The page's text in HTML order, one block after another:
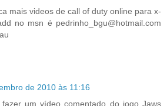
mais videos de call of duty online para x-
no msn é pedrinho_bgu@hotmail.com
de 2010 às 11:16
um vídeo comentado do jogo Jaws